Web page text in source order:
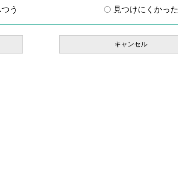
う 見つけにくかった